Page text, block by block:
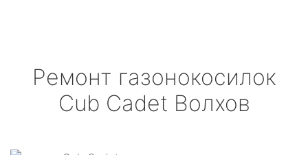
Ремонт газонокосилок
Cub Cadet Волхов